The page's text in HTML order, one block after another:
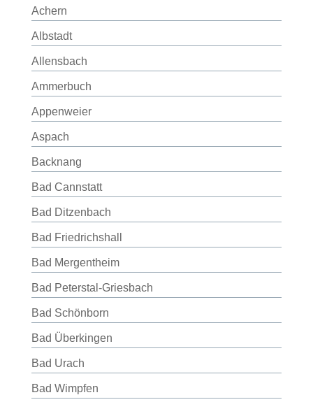
Achern
Albstadt
Allensbach
Ammerbuch
Appenweier
Aspach
Backnang
Bad Cannstatt
Bad Ditzenbach
Bad Friedrichshall
Bad Mergentheim
Bad Peterstal-Griesbach
Bad Schönborn
Bad Überkingen
Bad Urach
Bad Wimpfen